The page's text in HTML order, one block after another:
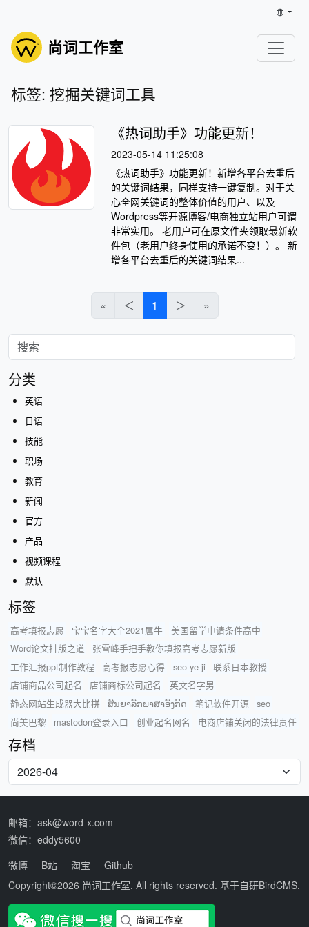
尚词工作室
标签: 挖掘关键词工具
《热词助手》功能更新！
2023-05-14 11:25:08
《热词助手》功能更新！新增各平台去重后
的关键词结果，同样支持一键复制。对于关
心全网关键词的整体价值的用户、以及
Wordpress等开源博客/电商独立站用户可谓
非常实用。 老用户可在原文件夹领取最新软
件包（老用户终身使用的承诺不变！）。 新
增各平台去重后的关键词结果...
« ＜ 1 ＞ »
分类
英语
日语
技能
职场
教育
新闻
官方
产品
视频课程
默认
标签
高考填报志愿 宝宝名字大全2021属牛
美国留学申请条件高中
Word论文排版之道
张雪峰手把手教你填报高考志愿新版
工作汇报ppt制作教程
高考报志愿心得 seo ye ji
联系日本教授
店铺商品公司起名
店铺商标公司起名
英文名字男
静态网站生成器大比拼
ສັນຍາລັກພາສາອັງກິດ 笔记软件开源
seo
尚美巴黎
mastodon登录入口 创业起名网名 电商店铺关闭的法律责任
存档
邮箱：ask@word-x.com
微信：eddy5600
微博
B站 淘宝
Github
Copyright©2026 尚词工作室. All rights reserved. 基于自研BirdCMS.